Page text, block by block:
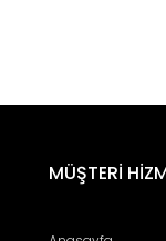
MÜŞTERİ